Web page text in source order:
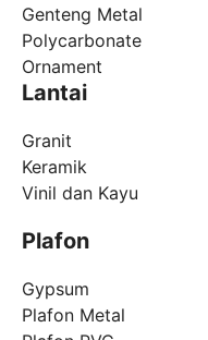
Genteng Metal
Polycarbonate
Ornament
Lantai
Granit
Keramik
Vinil dan Kayu
Plafon
Gypsum
Plafon Metal